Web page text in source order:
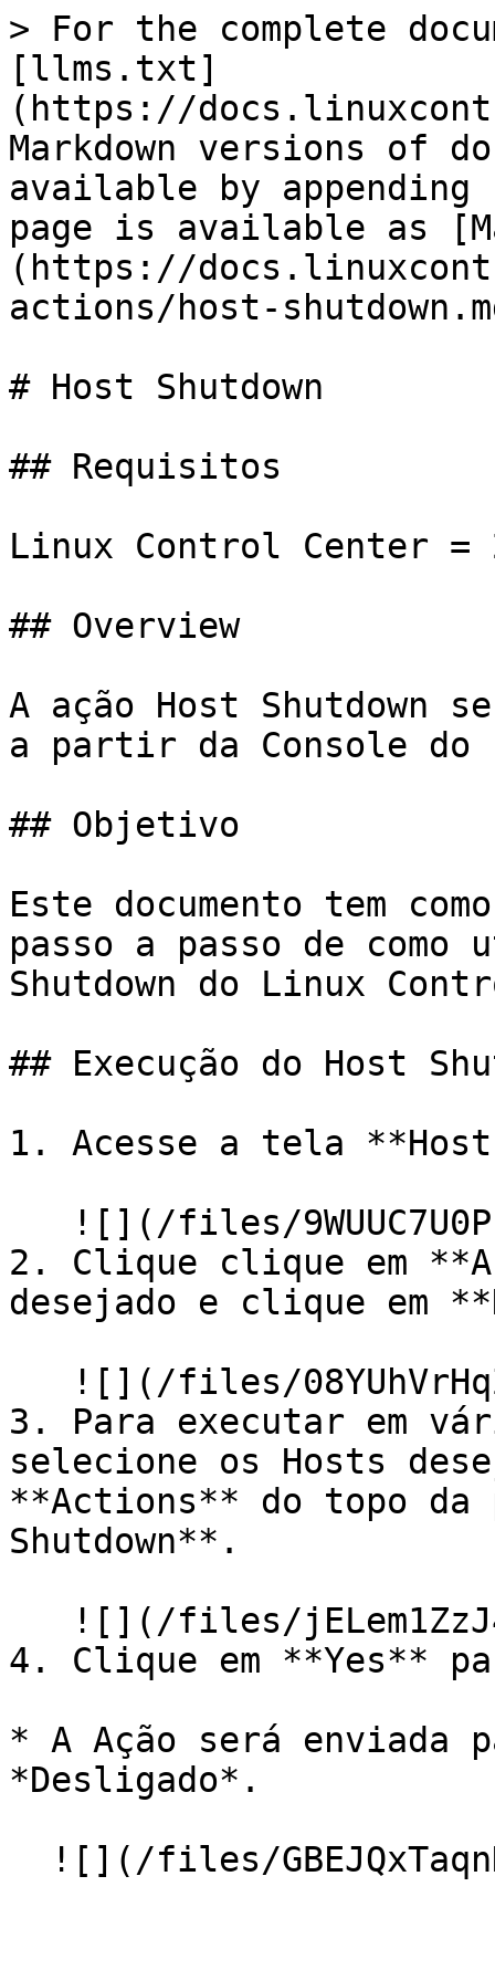
> For the complete
[llms.txt]
(https://
Markdown versions of
available by
page is available as
(https://
actions/host-
# Host Shutdown
## Requisitos
Linux Control Center =
## Overview
A ação Host Shutdown
a partir da Console do
## Objetivo
Este documento tem
passo a passo de
Shutdown do Linux
## Execução do Host
1. Acesse a tela
2. Clique clique em
desejado e clique em
3. Para executar em
selecione os Hosts
**Actions** do topo da
Shutdown**.
4. Clique em **Yes**
* A Ação será
*Desligado*.